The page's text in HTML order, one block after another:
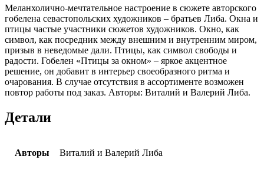
Меланхолично-мечтательное настроение в сюжете авторского
гобелена севастопольских художников – братьев Либа. Окна и
птицы частые участники сюжетов художников. Окно, как
символ, как посредник между внешним и внутренним миром,
призыв в неведомые дали. Птицы, как символ свободы и
радости. Гобелен «Птицы за окном» – яркое акцентное
решение, он добавит в интерьер своеобразного ритма и
очарования. В случае отсутствия в ассортименте возможен
повтор работы под заказ. Авторы: Виталий и Валерий Либа.
Детали
Авторы Виталий и Валерий Либа